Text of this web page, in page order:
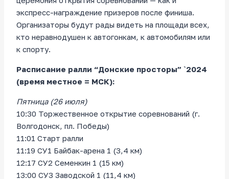
экспресс-награждение призеров после финиша.
Организаторы будут рады видеть на площади всех,
кто неравнодушен к автогонкам, к автомобилям или
к спорту.
Расписание ралли “Донские просторы” `2024
(время местное = МСК):
Пятница (26 июля)
10:30 Торжественное открытие соревнований (г.
Волгодонск, пл. Победы)
11:01 Старт ралли
11:19 СУ1 Байбак-арена 1 (3,4 км)
12:17 СУ2 Семенкин 1 (15 км)
13:00 СУ3 Заводской 1 (11,4 км)